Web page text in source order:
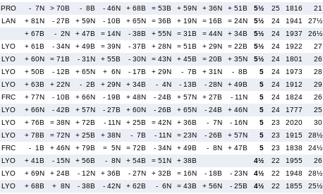
PRO - 7N > 70B - 8B - 46N + 68B = 53B + 59N + 36N + 51B 5½ 25 1816
21
LAN + 81N - 27B + 59N - 10B + 65N = 36B + 19N = 16B = 24N 5½ 24 1941
27½
+ 67B - 2N + 47B = 14N - 38B + 55N = 31B = 44N + 34B 5½ 24 1937
26½
LYO + 61B - 34N + 49B = 39N - 37B + 28N = 51B + 29N = 22B 5½ 24 1922
27
LYO + 60N = 71B - 31N + 55B - 30N = 43N + 45B = 20B + 35N 5½ 24 1801
26
LYO + 50B - 12B + 65N + 6N - 17B + 29N - 7B + 31N - 8B 5 24 1973
28
LYO + 63B + 22N - 2B + 29N + 34B - 4N - 13B - 28N + 49B 5 24 1912
29
FRC + 77N - 10B + 66N - 19B + 48N - 24B + 57N + 27B - 11N 5 24 1824
26
LYO + 66N - 42B + 57N - 27B + 60N - 26B + 65N - 24B + 46N 5 24 1777
25
LYO + 76B = 38N + 72B - 11N + 25B = 42N + 36B - 7N - 16N 5 23 2020
30
LYO + 78B = 72N + 25B + 38N - 7B - 11N = 23N - 26B + 57N 5 23 1915
28½
FRC - 1B + 46N + 79B = 5N = 72B - 34N + 49B - 8N + 47B 5 23 1838
24½
LYO + 41B - 15N + 56B - 8N + 54B = 51N + 38B 4½ 22 1955
26
LYO + 69N + 24B - 12N + 36B - 27N + 32B = 16N - 18B - 23N 4½ 22 1948
28½
LYO + 68B + 8N - 38B - 42N + 62B - 6N = 43B + 56N - 25B 4½ 22 1855
25½